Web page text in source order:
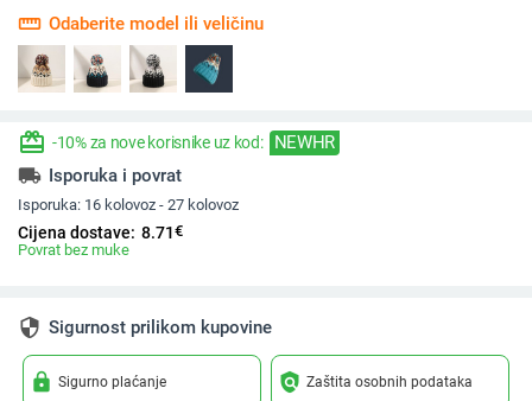
straighten Odaberite model ili veličinu
redeem -10% za nove korisnike uz kod: NEWHR
local_shipping Isporuka i povrat
Isporuka: 16 kolovoz - 27 kolovoz
Cijena dostave: 8.71€
Povrat bez muke
security Sigurnost prilikom kupovine
lock Sigurno plaćanje policy Zaštita osobnih podataka